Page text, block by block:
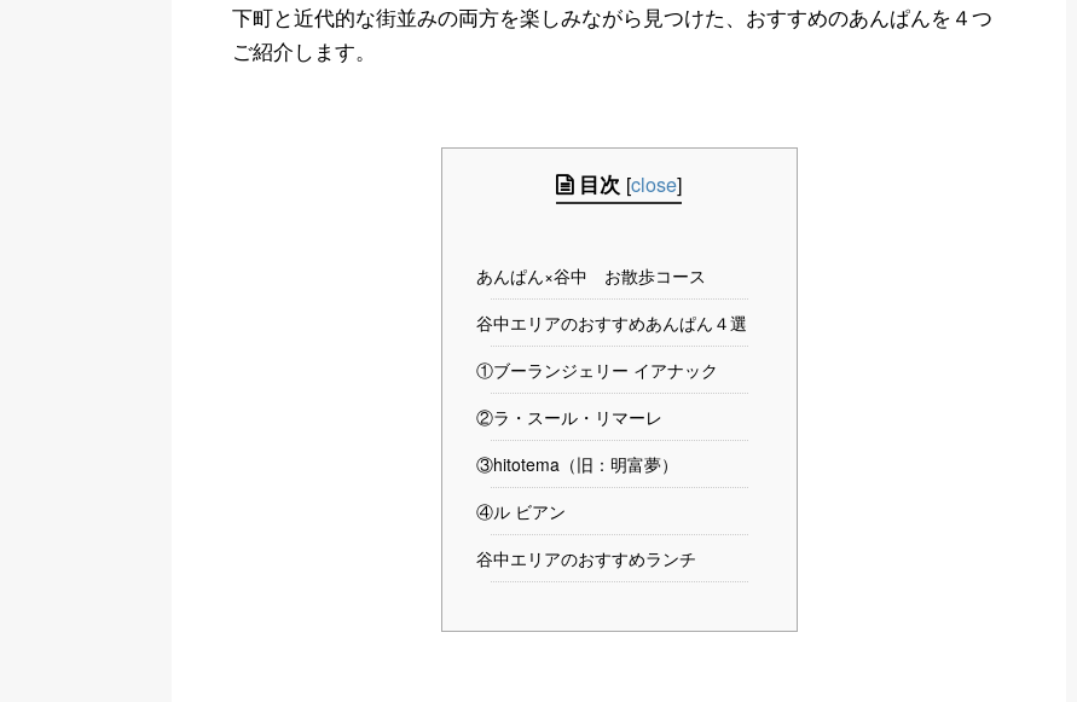
下町と近代的な街並みの両方を楽しみながら見つけた、おすすめのあんぱんを４つ
ご紹介します。
目次 [close]
あんぱん×谷中 お散歩コース
谷中エリアのおすすめあんぱん４選
①ブーランジェリー イアナック
②ラ・スール・リマーレ
③hitotema（旧：明富夢）
④ル ビアン
谷中エリアのおすすめランチ